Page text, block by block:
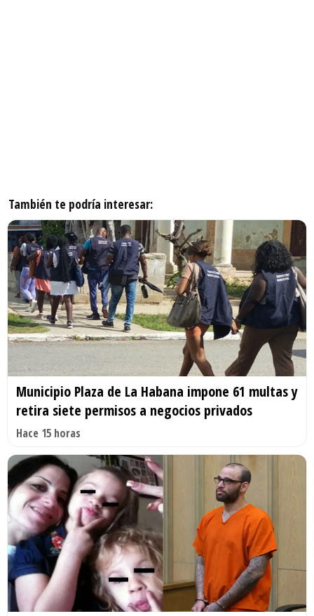
También te podría interesar:
Municipio Plaza de La Habana impone 61 multas y
retira siete permisos a negocios privados
Hace 15 horas